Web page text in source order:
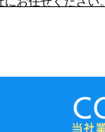
な
浜
え